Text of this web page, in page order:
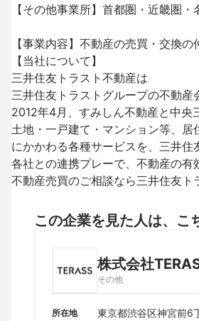
【その他事業所】首都圏・近畿圏
【事業内容】不動産の売買・交換
【当社について】
三井住友トラスト不動産は
三井住友トラストグループの不動産
2012年4月、すみしん不動産と中央
土地・一戸建て・マンション等、
にかかわる各種サービスを、三井住
各社との連携プレーで、不動産の有
不動産売買のご相談なら三井住友ト
この企業を見た人は、こ
株式会社
その他
所在地
東京都渋谷区神宮前6